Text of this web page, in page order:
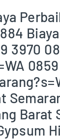
3970
Barat